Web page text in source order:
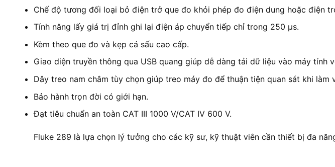
Chế độ tương đối loại bỏ điện trở que đo khỏi phép đo điện dung hoặc điện
Tính năng lấy giá trị đỉnh ghi lại điện áp chuyển tiếp chỉ trong 250 μs.
Kèm theo que đo và kẹp cá sấu cao cấp.
Giao diện truyền thông qua USB quang giúp dễ dàng tải dữ liệu vào máy tính
Dây treo nam châm tùy chọn giúp treo máy đo để thuận tiện quan sát khi làm
Bảo hành trọn đời có giới hạn.
Đạt tiêu chuẩn an toàn CAT III 1000 V/CAT IV 600 V.
Fluke 289 là lựa chọn lý tưởng cho các kỹ sư, kỹ thuật viên cần thiết bị đa